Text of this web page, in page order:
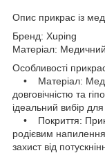
Опис прикрас із
Бренд: Xuping
Матеріал:
Особливості
• Матеріал:
довговічністю та
ідеальний вибір
• Покриття:
родієвим
захист від